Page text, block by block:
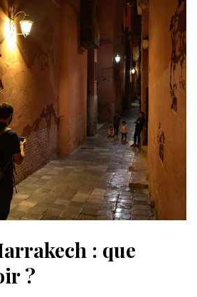
: que
?